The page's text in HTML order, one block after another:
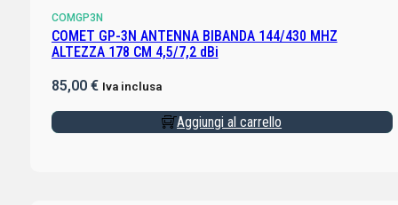
COMGP3N
COMET GP-3N ANTENNA BIBANDA 144/430 MHZ
ALTEZZA 178 CM 4,5/7,2 dBi
85,00 € Iva inclusa
Aggiungi al carrello